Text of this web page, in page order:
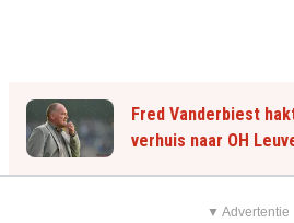
Fred Vanderbiest
verhuis naar OH
▼ Advertentie